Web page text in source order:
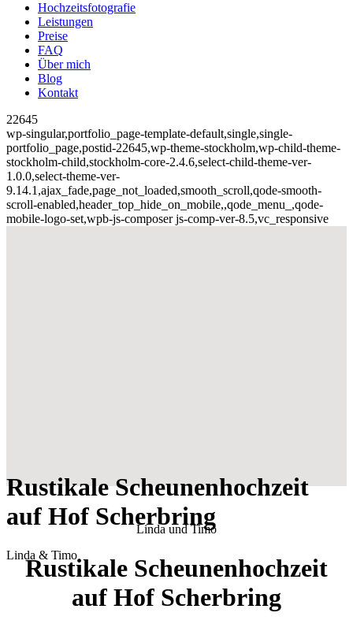
Hochzeitsfotografie
Leistungen
Preise
FAQ
Über mich
Blog
Kontakt
22645
wp-singular,portfolio_page-template-default,single,single-
portfolio_page,postid-22645,wp-theme-stockholm,wp-child-theme-
stockholm-child,stockholm-core-2.4.6,select-child-theme-ver-
1.0.0,select-theme-ver-
9.14.1,ajax_fade,page_not_loaded,smooth_scroll,qode-smooth-
scroll-enabled,header_top_hide_on_mobile,,qode_menu_,qode-
mobile-logo-set,wpb-js-composer js-comp-ver-8.5,vc_responsive
Rustikale Scheunenhochzeit
auf Hof Scherbring
Linda & Timo
Linda und Timo
Rustikale Scheunenhochzeit
auf Hof Scherbring